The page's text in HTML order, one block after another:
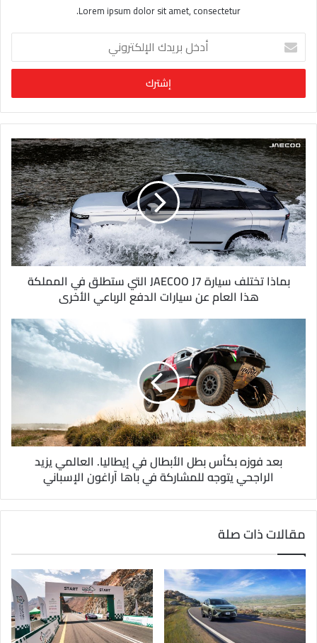
Lorem ipsum dolor sit amet, consectetur.
خ
ب
ر
ي
د
ك
ا
ل
إ
ل
ك
ت
ر
بماذا تختلف سيارة JAECOO J7 التي ستطلق في المملكة
هذا العام عن سيارات الدفع الرباعي الأخرى
بعد فوزه بكأس بطل الأبطال في إيطاليا. العالمي يزيد
الراجحي يتوجه للمشاركة في باها آراغون الإسباني
مقالات ذات صلة